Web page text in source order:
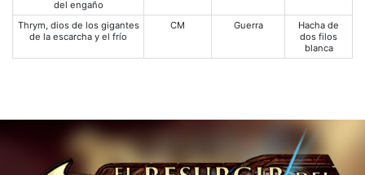
del engaño
Thrym, dios de los gigantes
de la escarcha y el frío
CM Guerra
Hacha de
dos filos
blanca